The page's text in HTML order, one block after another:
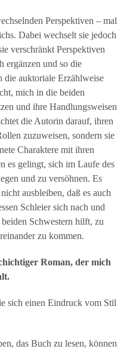
Perspektiven – mal
Dabei wechselt sie jedoch
verschränkt Perspektiven
ergänzen und so die
auktoriale Erzählweise
mich in die beiden
und ihre Handlungsweisen
die Autorin darauf, ihren
zuzuweisen, sondern sie
Charaktere mit ihren
es gelingt, sich im Laufe des
und zu versöhnen. Es
ausbleiben, daß es auch
Schleier sich nach und
Schwestern hilft, zu
zu kommen.
Roman, der mich
sich einen Eindruck vom Stil
das Buch zu lesen, können